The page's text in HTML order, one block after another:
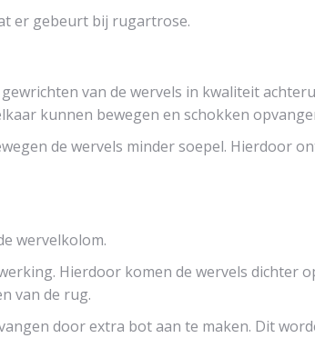
er gebeurt bij rugartrose.
van de wervels in kwaliteit
kunnen bewegen en schokken
de wervels minder soepel. Hierdoor
wervelkolom.
Hierdoor komen de wervels dichter
van de rug.
door extra bot aan te maken. Dit